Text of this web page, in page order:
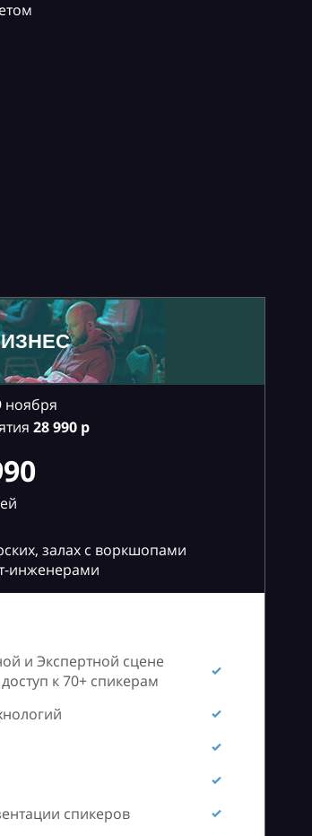
ноября
28990 р
залах с воркшопами
инженерами
и Экспертной сцене
к 70+ спикерам
спикеров